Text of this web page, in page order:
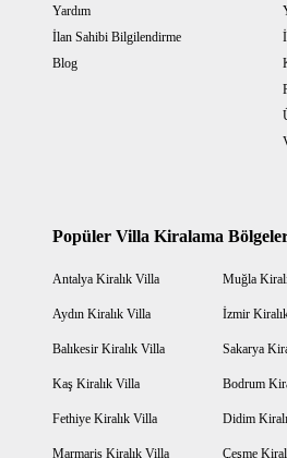
Yardım
İlan Sahibi Bilgilendirme
Blog
Popüler Villa Kiralama
Antalya Kiralık Villa Muğla
Aydın Kiralık Villa İzmir
Balıkesir Kiralık Villa Sakarya
Kaş Kiralık Villa Bodrum
Fethiye Kiralık Villa Didim
Marmaris Kiralık Villa Çeşme